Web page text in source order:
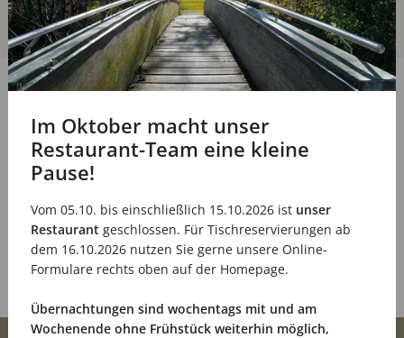
Im Oktober macht unser
Restaurant-Team eine kleine
Pause!
Vom 05.10. bis einschließlich 15.10.2026 ist unser
Restaurant geschlossen. Für Tischreservierungen ab
dem 16.10.2026 nutzen Sie gerne unsere Online-
Formulare rechts oben auf der Homepage.
Übernachtungen sind wochentags mit und am
Wochenende ohne Frühstück weiterhin möglich,